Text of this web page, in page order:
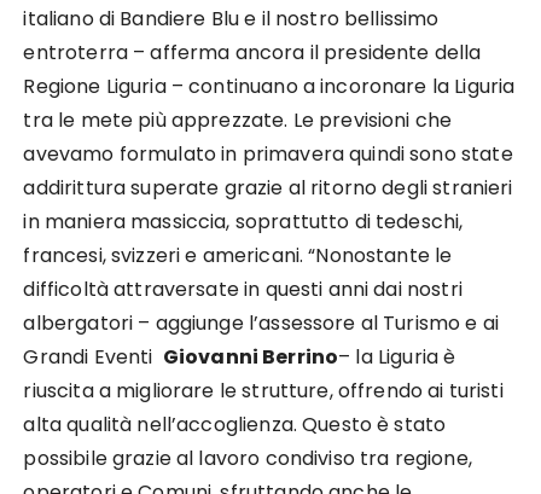
italiano di Bandiere Blu e il nostro bellissimo
entroterra – afferma ancora il presidente della
Regione Liguria – continuano a incoronare la Liguria
tra le mete più apprezzate. Le previsioni che
avevamo formulato in primavera quindi sono state
addirittura superate grazie al ritorno degli stranieri
in maniera massiccia, soprattutto di tedeschi,
francesi, svizzeri e americani. “Nonostante le
difficoltà attraversate in questi anni dai nostri
albergatori – aggiunge l’assessore al Turismo e ai
Grandi Eventi Giovanni Berrino– la Liguria è
riuscita a migliorare le strutture, offrendo ai turisti
alta qualità nell’accoglienza. Questo è stato
possibile grazie al lavoro condiviso tra regione,